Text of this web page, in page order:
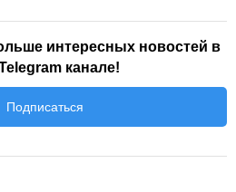
интересных новостей в
канале!
Подписаться